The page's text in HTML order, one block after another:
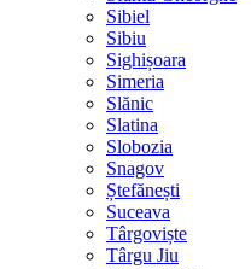
Sibiel
Sibiu
Sighișoara
Simeria
Slănic
Slatina
Slobozia
Snagov
Ștefănești
Suceava
Târgoviște
Târgu Jiu